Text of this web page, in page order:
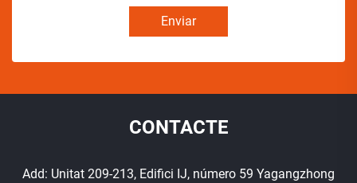
Enviar
CONTACTE
Add: Unitat 209-213, Edifici IJ, número 59 Yagangzhong